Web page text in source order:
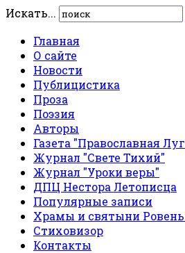
Искать...
Главная
О сайте
Новости
Публицистика
Проза
Поэзия
Авторы
Газета "Православная
Журнал "Свете Тихий"
Журнал "Уроки веры"
ДПЦ Нестора Летописца
Популярные записи
Храмы и святыни
Стиховизор
Контакты